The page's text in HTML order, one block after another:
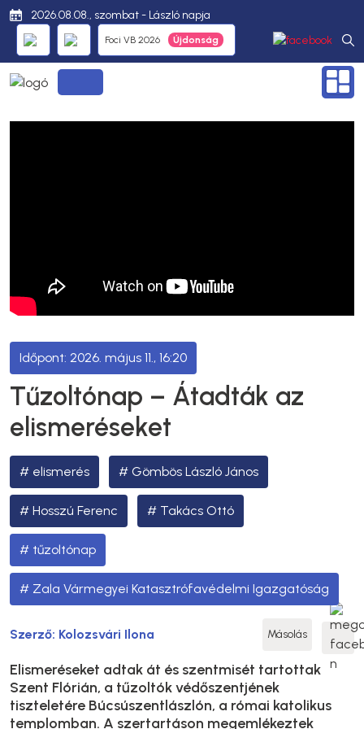
2026.08.08., szombat - László napja
Foci VB 2026
2026. május 11., 16:20
Tűzoltónap – Átadták az
elismeréseket
elismerés Gömbös László János
Hosszú Ferenc Takács Ottó
tűzoltónap
Zala Vármegyei Katasztrófavédelmi Igazgatóság
Szerző: Kolozsvári Ilona Másolás
Elismeréseket adtak át és szentmisét tartottak
Szent Flórián, a tűzoltók védőszentjének
tiszteletére Búcsúszentlászlón, a római katolikus
templomban. A szertartáson megemlékeztek